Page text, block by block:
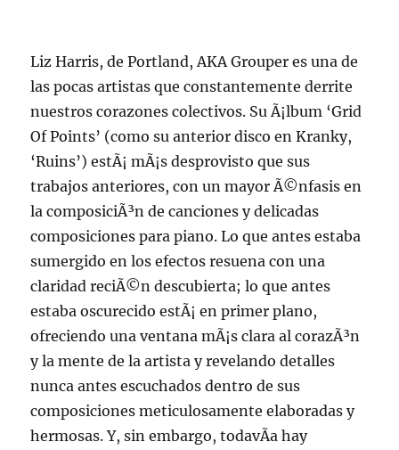
Liz Harris, de Portland, AKA Grouper es una de
las pocas artistas que constantemente derrite
nuestros corazones colectivos. Su Ã¡lbum ‘Grid
Of Points’ (como su anterior disco en Kranky,
‘Ruins’) estÃ¡ mÃ¡s desprovisto que sus
trabajos anteriores, con un mayor Ã©nfasis en
la composiciÃ³n de canciones y delicadas
composiciones para piano. Lo que antes estaba
sumergido en los efectos resuena con una
claridad reciÃ©n descubierta; lo que antes
estaba oscurecido estÃ¡ en primer plano,
ofreciendo una ventana mÃ¡s clara al corazÃ³n
y la mente de la artista y revelando detalles
nunca antes escuchados dentro de sus
composiciones meticulosamente elaboradas y
hermosas. Y, sin embargo, todavÃ­a hay